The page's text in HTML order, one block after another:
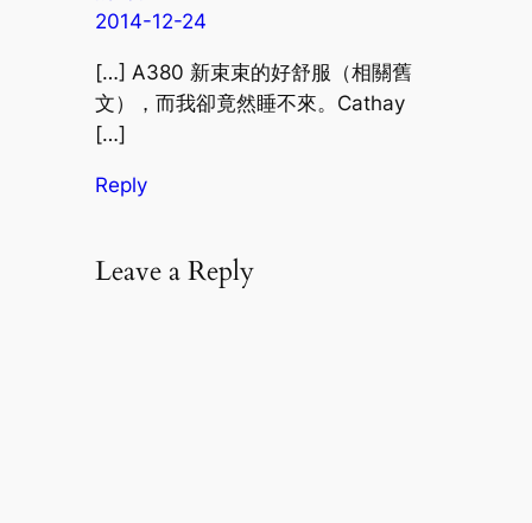
2014-12-24
[…] A380 新束束的好舒服（相關舊
文），而我卻竟然睡不來。Cathay
[…]
Reply
Leave a Reply